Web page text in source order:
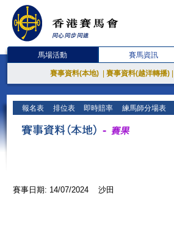
馬場活動 賽馬資訊
賽事資料(本地) 賽事資料(越洋轉播)
報名表 排位表 即時賠率 練馬師分場表
賽事日期: 14/07/2024 沙田